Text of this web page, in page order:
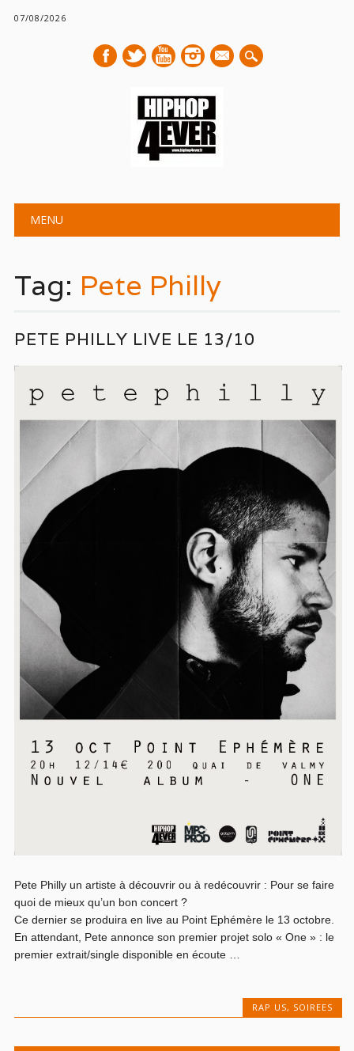
07/08/2026
mail
Main menu
MENU
Tag: Pete Philly
PETE PHILLY LIVE LE 13/10
Pete Philly un artiste à découvrir ou à redécouvrir : Pour se faire
quoi de mieux qu’un bon concert ?
Ce dernier se produira en live au Point Ephémère le 13 octobre.
En attendant, Pete annonce son premier projet solo « One » : le
premier extrait/single disponible en écoute …
RAP US, SOIREES